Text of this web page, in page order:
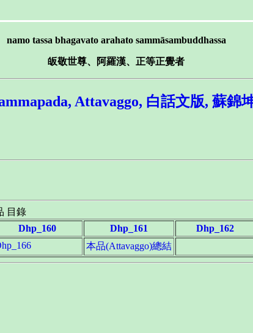
namo tassa bhagavato arahato sammāsambuddhassa
皈敬世尊、阿羅漢、正等正覺者
Attavaggo, 白話文版, 蘇錦
目錄
Dhp_160 Dhp_161
Dhp_162
本品(Attavaggo)總結